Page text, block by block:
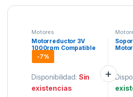
Motores
Motorreductor 3V
1000rpm Compatible
N20
-7%
Disponibilidad: Sin
existencias